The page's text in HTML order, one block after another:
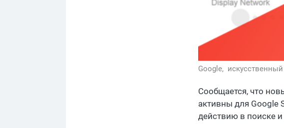
Google,
Сообщается, что
активны для Google
действию в поиске